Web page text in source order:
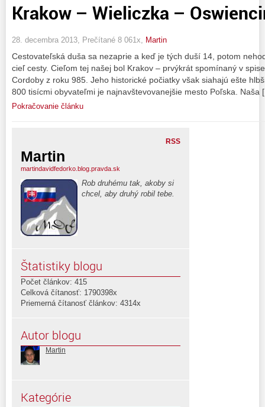
Krakow – Wieliczka –
28. decembra 2013, Prečítané 8 061x, Martin
Cestovateľská duša sa nezaprie a keď je tých duší 14, potom
cieľ cesty. Cieľom tej našej bol Krakov – prvýkrát spomínaný v
Cordoby z roku 985. Jeho historické počiatky však siahajú ešte
800 tisícmi obyvateľmi je najnavštevovanejšie mesto Poľska. Naša
Pokračovanie článku
RSS
Martin
martindavidfedorko.blog.pravda.sk
Rob druhému tak, akoby si
chcel, aby druhý robil tebe.
Štatistiky blogu
Počet článkov: 415
Celková čítanosť: 1790398x
Priemerná čítanosť článkov: 4314x
Autor blogu
Martin
Kategórie